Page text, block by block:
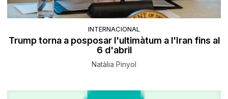
INTERNACIONAL
Trump torna a posposar l'ultimàtum a l'Iran fins al
6 d'abril
Natàlia Pinyol